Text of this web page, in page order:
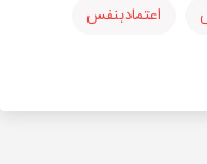
اعتمادبنفس